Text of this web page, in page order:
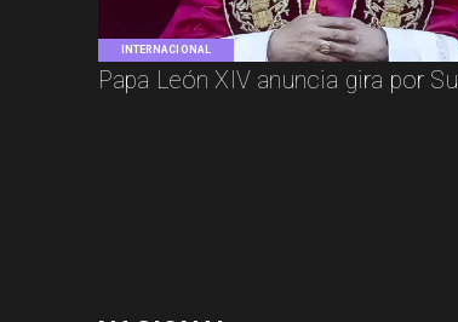
INTERNACIONAL
Papa León XIV anuncia gira por